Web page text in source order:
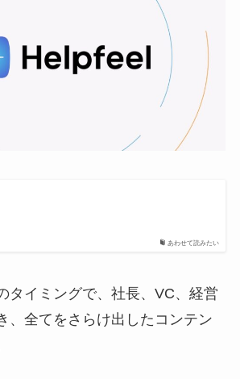
あわせて読みたい
タイミングで、社長、VC、経営
、全てをさらけ出したコンテン